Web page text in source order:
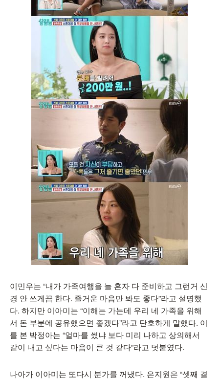
이민우는 “내가 가족여행을 늘 혼자 다 준비하고 그런거 신
경 안 쓰게끔 한다. 즐거운 마음만 봐도 좋다”라고 설명했
다. 하지만 이아미는 “이해는 가는데 우리 네 가족을 위해
서 돈 부분에 공유했으면 좋겠다”라고 단호하게 말했다. 이
를 본 박정아는 “얼마를 썼냐 보다 미리 나하고 상의해서
같이 내고 싶다는 마음이 큰 것 같다”라고 덧붙였다.
나아가 이아미는 또다시 분가를 꺼냈다. 은지원은 “셋째 결